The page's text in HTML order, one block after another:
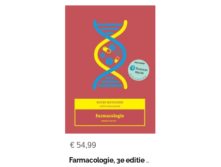
€ 54,99
Farmacologie, 3e editie met MyLab NL toegangscode